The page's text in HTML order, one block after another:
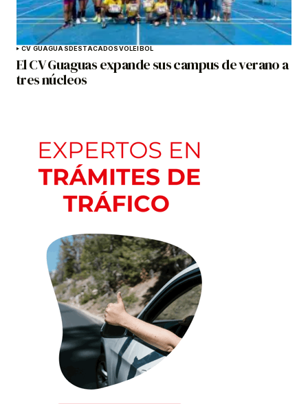
CV GUAGUASDESTACADOSVOLEIBOL
El CV Guaguas expande sus campus de verano a
tres núcleos